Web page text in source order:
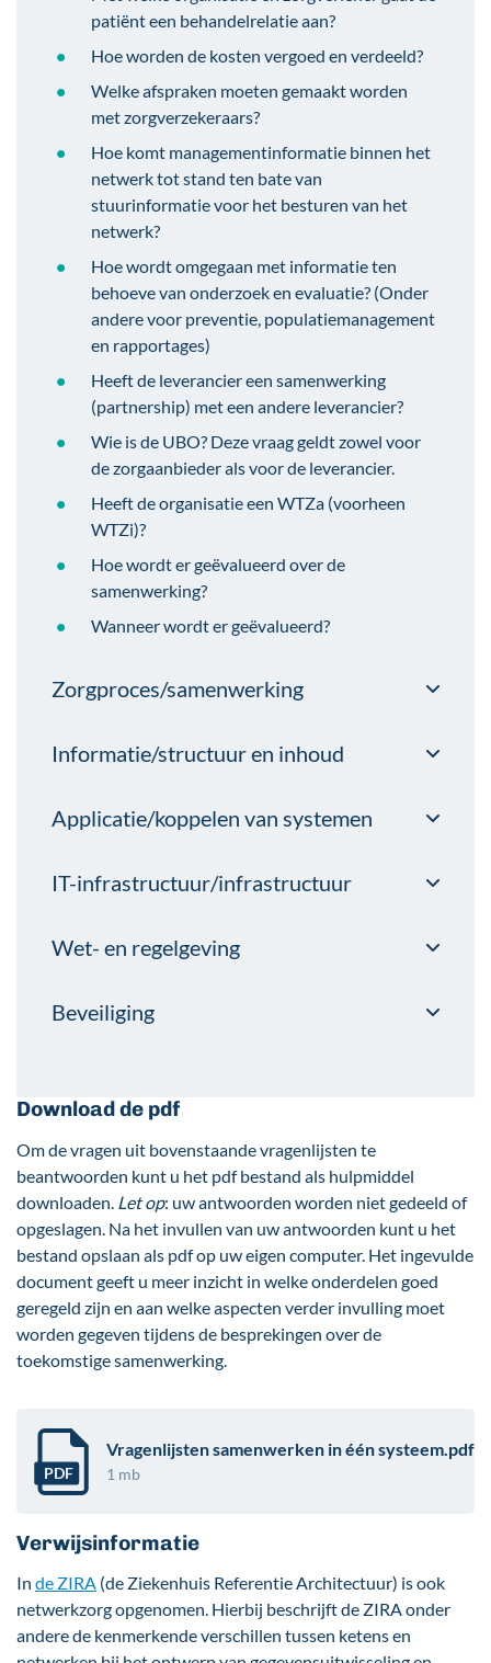
patiënt een behandelrelatie aan?
Hoe worden de kosten vergoed en verdeeld?
Welke afspraken moeten gemaakt worden
met zorgverzekeraars?
Hoe komt managementinformatie binnen het
netwerk tot stand ten bate van
stuurinformatie voor het besturen van het
netwerk?
Hoe wordt omgegaan met informatie ten
behoeve van onderzoek en evaluatie? (Onder
andere voor preventie, populatiemanagement
en rapportages)
Heeft de leverancier een samenwerking
(partnership) met een andere leverancier?
Wie is de UBO? Deze vraag geldt zowel voor
de zorgaanbieder als voor de leverancier.
Heeft de organisatie een WTZa (voorheen
WTZi)?
Hoe wordt er geëvalueerd over de
samenwerking?
Wanneer wordt er geëvalueerd?
Zorgproces/samenwerking
Informatie/structuur en inhoud
Applicatie/koppelen van systemen
IT-infrastructuur/infrastructuur
Wet- en regelgeving
Beveiliging
Download de pdf
Om de vragen uit bovenstaande vragenlijsten te
beantwoorden kunt u het pdf bestand als hulpmiddel
downloaden. Let op: uw antwoorden worden niet gedeeld of
opgeslagen. Na het invullen van uw antwoorden kunt u het
bestand opslaan als pdf op uw eigen computer. Het ingevulde
document geeft u meer inzicht in welke onderdelen goed
geregeld zijn en aan welke aspecten verder invulling moet
worden gegeven tijdens de besprekingen over de
toekomstige samenwerking.
PDF
Vragenlijsten samenwerken in één systeem.pdf
1 mb
Verwijsinformatie
In de ZIRA (de Ziekenhuis Referentie Architectuur) is ook
netwerkzorg opgenomen. Hierbij beschrijft de ZIRA onder
andere de kenmerkende verschillen tussen ketens en